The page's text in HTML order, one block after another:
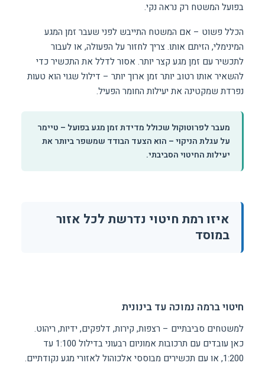
בפועל המשטח רק נראה נקי.
הכלל פשוט – אם המשטח התייבש לפני שעבר זמן המגע
המינימלי, הזיתם אותו. צריך לחזור על הפעולה, או לעבור
לתכשיר עם זמן מגע קצר יותר. אסור לדלל את התכשיר כדי
להשאיר אותו רטוב יותר זמן ארוך יותר – דילול שגוי הוא טעות
נפרדת שמקטינה את יעילות החומר הפעיל.
מעבר לפרוטוקול שכולל מדידת זמן מגע בפועל – טיימר
על עגלת הניקוי – הוא הצעד הבודד שמשפר ביותר את
יעילות החיטוי הסביבתי.
איזו רמת חיטוי נדרשת לכל אזור
במוסד
חיטוי ברמה נמוכה עד בינונית
למשטחים סביבתיים – רצפות, קירות, דלפקים, ידיות, ריהוט.
כאן עובדים עם תרכובות אמוניום רבעוני בדילול 1:100 עד
1:200, או עם תכשירים מבוססי אלכוהול לאזורי מגע נקודתיים.